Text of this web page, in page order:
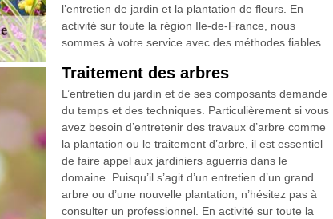
l’entretien de jardin et la plantation de fleurs. En
activité sur toute la région Ile-de-France, nous
sommes à votre service avec des méthodes fiables.
Traitement des arbres
L’entretien du jardin et de ses composants demande
du temps et des techniques. Particulièrement si vous
avez besoin d’entretenir des travaux d’arbre comme
la plantation ou le traitement d’arbre, il est essentiel
de faire appel aux jardiniers aguerris dans le
domaine. Puisqu’il s’agit d’un entretien d’un grand
arbre ou d’une nouvelle plantation, n’hésitez pas à
consulter un professionnel. En activité sur toute la